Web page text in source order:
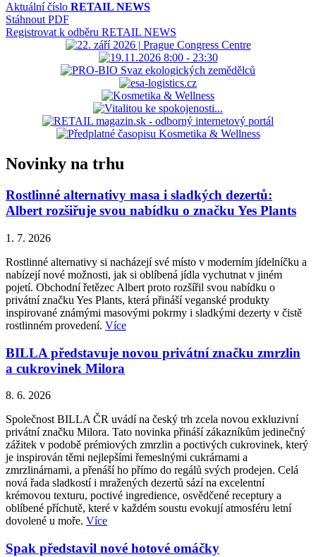
Aktuální číslo RETAIL NEWS
Stáhnout PDF
Registrovat k odběru RETAIL NEWS
Novinky na trhu
Rostlinné alternativy masa i sladkých dezertů:
Albert rozšiřuje svou nabídku o značku Yes Plants
1. 7. 2026
Rostlinné alternativy si nacházejí své místo v moderním jídelníčku a
nabízejí nové možnosti, jak si oblíbená jídla vychutnat v jiném
pojetí. Obchodní řetězec Albert proto rozšířil svou nabídku o
privátní značku Yes Plants, která přináší veganské produkty
inspirované známými masovými pokrmy i sladkými dezerty v čistě
rostlinném provedení. Více
BILLA představuje novou privátní značku zmrzlin
a cukrovinek Milora
8. 6. 2026
Společnost BILLA ČR uvádí na český trh zcela novou exkluzivní
privátní značku Milora. Tato novinka přináší zákazníkům jedinečný
zážitek v podobě prémiových zmrzlin a poctivých cukrovinek, který
je inspirován těmi nejlepšími řemeslnými cukrárnami a
zmrzlinárnami, a přenáší ho přímo do regálů svých prodejen. Celá
nová řada sladkostí i mražených dezertů sází na excelentní
krémovou texturu, poctivé ingredience, osvědčené receptury a
oblíbené příchutě, které v každém soustu evokují atmosféru letní
dovolené u moře. Více
Spak představil nové hotové omáčky